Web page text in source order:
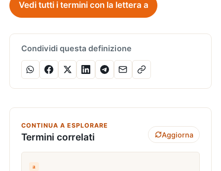
Vedi tutti i termini con la lettera a
Condividi questa definizione
CONTINUA A ESPLORARE
Termini correlati Aggiorna
a